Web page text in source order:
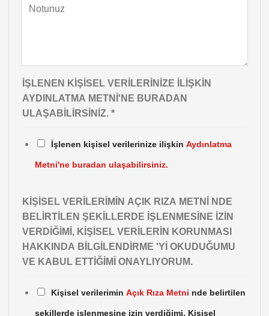
İŞLENEN KIŞISEL VERILERINIZE ILIŞKIN
AYDINLATMA METNI'NE BURADAN
ULAŞABILIRSINIZ. *
İşlenen kişisel verilerinize ilişkin Aydınlatma
Metni'ne buradan ulaşabilirsiniz.
KIŞISEL VERILERIMIN AÇIK RIZA METNI NDE
BELIRTILEN ŞEKILLERDE IŞLENMESINE IZIN
VERDIĞIMI, KIŞISEL VERILERIN KORUNMASI
HAKKINDA BILGILENDIRME 'YI OKUDUĞUMU
VE KABUL ETTIĞIMI ONAYLIYORUM.
Kişisel verilerimin Açık Rıza Metni nde belirtilen
şekillerde işlenmesine izin verdiğimi, Kişisel